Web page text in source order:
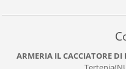
ARMERIA IL CACCIATORE